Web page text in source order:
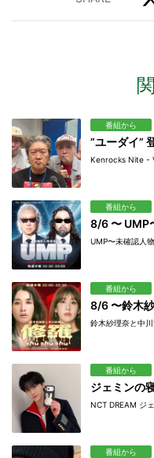
番組から
”ユーダイ”
Kenrocks Nite -
番組から
8/6 〜 UMP
UMP〜未確認人
番組から
8/6 〜鈴木
鈴木紗理奈と中
番組から
ジェミンの
NCT DREAM ジ
番組から